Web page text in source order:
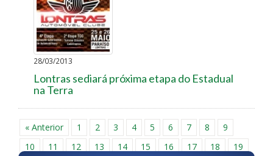
28/03/2013
Lontras sediará próxima etapa do Estadual
na Terra
« Anterior 1 2 3 4 5 6 7 8
9
10
11 12 13 14 15 16 17 18
19